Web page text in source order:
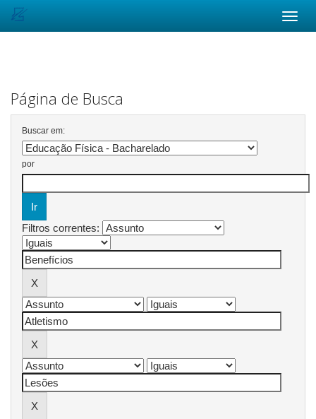
Página de Busca
Buscar em:
por
Filtros correntes: